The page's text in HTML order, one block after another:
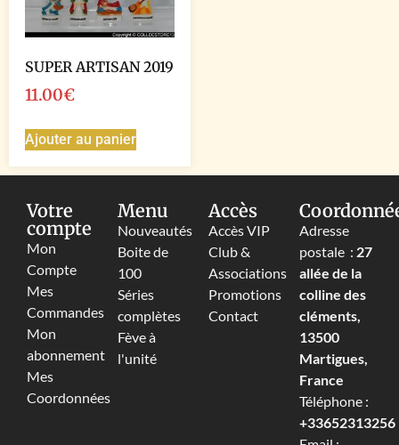
SUPER ARTISAN 2019
11.00€
Ajouter au panier
Votre
compte
Mon
Compte
Mes
Commandes
Mon
abonnement
Mes
Coordonnées
Menu
Nouveautés
Boite de
100
Séries
complètes
Fève à
l'unité
Accès
Accès VIP
Club &
Associations
Promotions
Contact
Adresse
postale : 27
allée de la
colline des
cléments,
13500
Martigues,
France
Téléphone :
+33652313256‬